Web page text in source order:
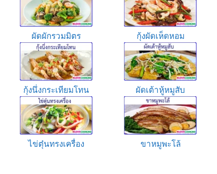
ผัดผักรวมมิตร กุ้งผัดเห็ดหอม
กุ้งนึ่งกระเทียมโทน ผัดเต้าหู้หมูสับ
ไข่ตุ๋นทรงเครื่อง ขาหมูพะโล้